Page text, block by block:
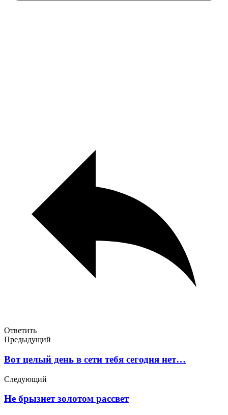
Ответить
Предыдущий
Вот целый день в сети тебя сегодня нет…
Следующий
Не брызнет золотом рассвет